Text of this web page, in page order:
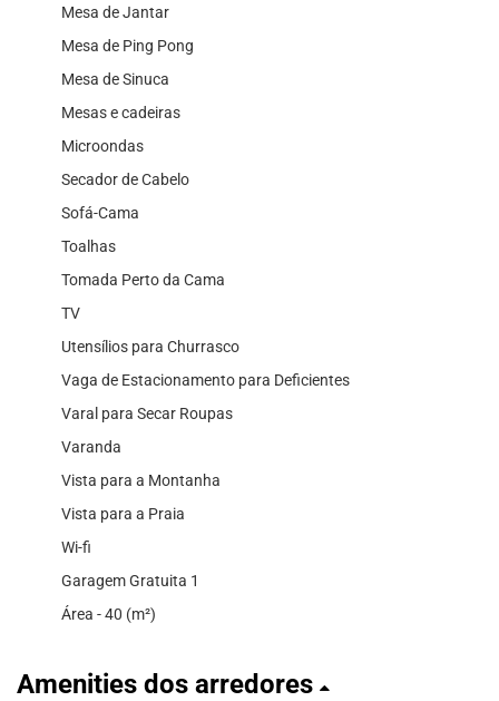
Mesa de Jantar
Mesa de Ping Pong
Mesa de Sinuca
Mesas e cadeiras
Microondas
Secador de Cabelo
Sofá-Cama
Toalhas
Tomada Perto da Cama
TV
Utensílios para Churrasco
Vaga de Estacionamento para Deficientes
Varal para Secar Roupas
Varanda
Vista para a Montanha
Vista para a Praia
Wi-fi
Garagem Gratuita 1
Área - 40 (m²)
Amenities dos arredores